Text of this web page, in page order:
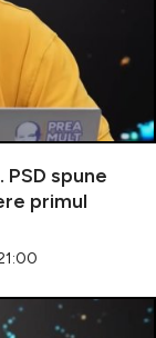
PSD spune
primul